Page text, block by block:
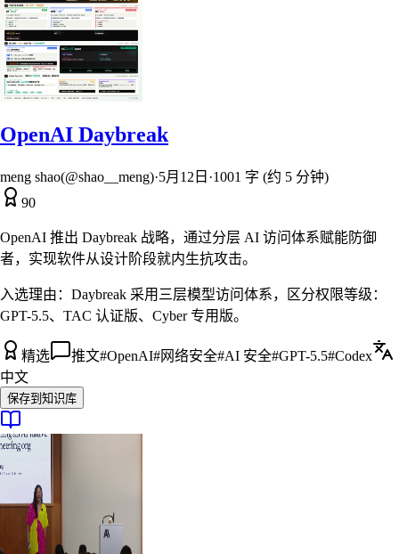
OpenAI Daybreak
meng shao(@shao__meng)·5月12日 ·1001 字 (约 5 分钟)
90
OpenAI 推出 Daybreak 战略，通过分层 AI 访问体系赋能防御
者，实现软件从设计阶段就内生抗攻击。
入选理由： Daybreak 采用三层模型访问体系，区分权限等级：
GPT-5.5、TAC 认证版、Cyber 专用版。
精选 推文#OpenAI#网络安全#AI 安全#GPT-5.5#Codex
中文
保存到知识库